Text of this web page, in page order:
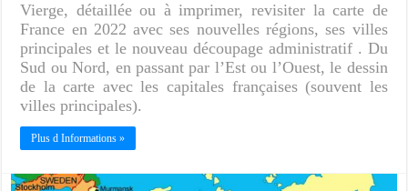
Vierge, détaillée ou à imprimer, revisiter la carte de
France en 2022 avec ses nouvelles régions, ses villes
principales et le nouveau découpage administratif . Du
Sud ou Nord, en passant par l’Est ou l’Ouest, le dessin
de la carte avec les capitales françaises (souvent les
villes principales).
Plus d Informations »